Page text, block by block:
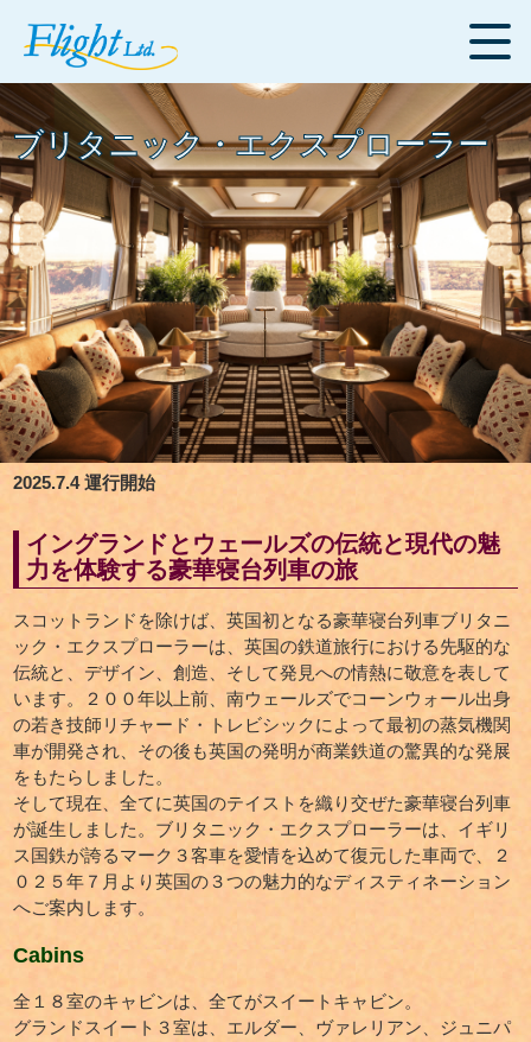
ブリタニック・エクスプローラー
2025.7.4 運行開始
イングランドとウェールズの伝統と現代の魅
力を体験する豪華寝台列車の旅
スコットランドを除けば、英国初となる豪華寝台列車ブリタニ
ック・エクスプローラーは、英国の鉄道旅行における先駆的な
伝統と、デザイン、創造、そして発見への情熱に敬意を表して
います。２００年以上前、南ウェールズでコーンウォール出身
の若き技師リチャード・トレビシックによって最初の蒸気機関
車が開発され、その後も英国の発明が商業鉄道の驚異的な発展
をもたらしました。
そして現在、全てに英国のテイストを織り交ぜた豪華寝台列車
が誕生しました。ブリタニック・エクスプローラーは、イギリ
ス国鉄が誇るマーク３客車を愛情を込めて復元した車両で、２
０２５年７月より英国の３つの魅力的なディスティネーション
へご案内します。
Cabins
全１８室のキャビンは、全てがスイートキャビン。
グランドスイート３室は、エルダー、ヴァレリアン、ジュニパ